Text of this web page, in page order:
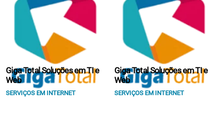
Giga Total Soluções em TI e
Web
SERVIÇOS EM INTERNET
Giga Total Soluções em TI e
Web
SERVIÇOS EM INTERNET